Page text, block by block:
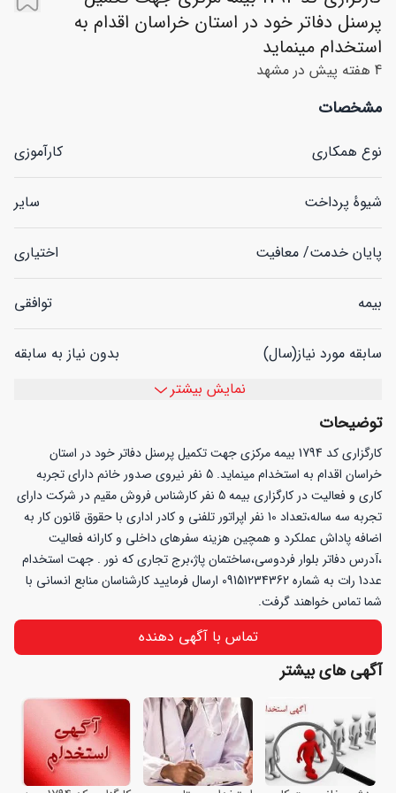
پرسنل دفاتر خود در استان خراسان اقدام به
استخدام مینماید
4 هفته پیش در مشهد
مشخصات
نوع همکاری کارآموزی
شیوهٔ پرداخت سایر
پایان خدمت/ معافیت اختیاری
بیمه توافقی
سابقه مورد نیاز(سال)
بدون نیاز به سابقه
نمایش بیشتر
توضیحات
کارگزاری کد 1794 بیمه مرکزی جهت تکمیل پرسنل دفاتر خود در استان
خراسان اقدام به استخدام مینماید. 5 نفر نیروی صدور خانم دارای تجربه
کاری و فعالیت در کارگزاری بیمه 5 نفر کارشناس فروش مقیم در شرکت دارای
تجربه سه ساله،تعداد 10 نفر اپراتور تلفنی و کادر اداری با حقوق قانون کار به
اضافه پاداش عملکرد و همچین هزینه سفرهای داخلی و کارانه فعالیت
،آدرس دفاتر بلوار فردوسی،ساختمان پاژ،برج تجاری که نور . جهت استخدام
عدد1 رات به شماره 09151234362 ارسال فرمایید کارشناسان منابع انسانی با
شما تماس خواهند گرفت.
تماس با آگهی دهنده
آگهی های بیشتر
خانه و آشپزخانه
خدمات
وسایل شخصی
سرگرمی و فراغت
اجتماعی
تجهیزات و صنعتی
استخدام و کاریابی
ورود به حساب کاربری
شمارهٔ موبایل خود را وارد کنید
اطلاعات تماس شما نزد خراسانت محفوظ بوده و به هیچ عنوان در
اختیار شخص و یا سازمان ثالثی قرار نخواهد گرفت.
شرایط استفاده از خدماتخراسانت را می‌پذیرم.
تأیید
آگهی آنلاین
آگهی سراسری